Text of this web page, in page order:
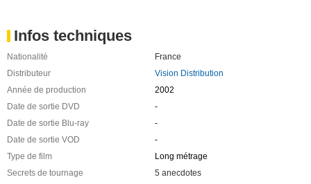
Infos techniques
Nationalité
France
Distributeur
Vision Distribution
Année de production
2002
Date de sortie DVD
-
Date de sortie Blu-ray
-
Date de sortie VOD
-
Type de film
Long métrage
Secrets de tournage
5 anecdotes